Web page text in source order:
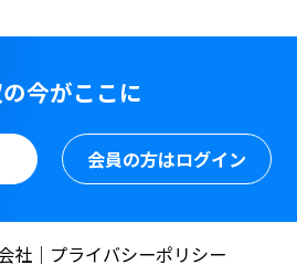
今がここに
会員の方はログイン
社 プライバシーポリシー